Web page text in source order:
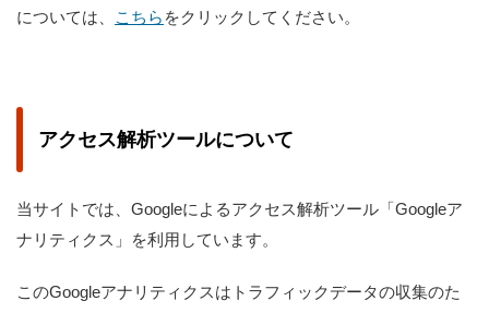
については、
こちら をクリックしてください。
アクセス解析ツールについて
当サイトでは、Googleによるアクセス解析ツール「Googleア
ナリティクス」を利用しています。
このGoogleアナリティクスはトラフィックデータの収集のた